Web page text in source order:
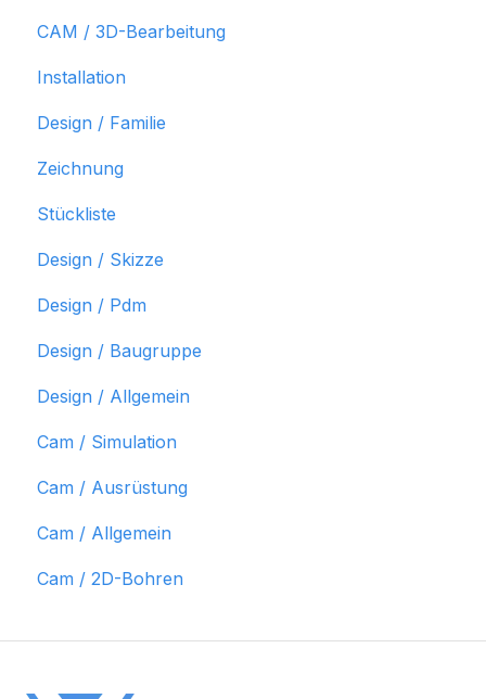
CAM / 3D-Bearbeitung
Installation
Design / Familie
Zeichnung
Stückliste
Design / Skizze
Design / Pdm
Design / Baugruppe
Design / Allgemein
Cam / Simulation
Cam / Ausrüstung
Cam / Allgemein
Cam / 2D-Bohren